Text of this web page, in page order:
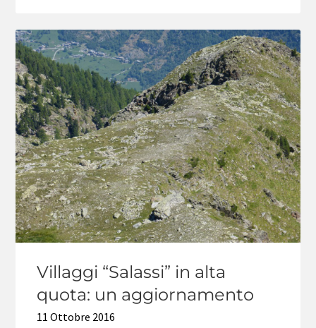
Villaggi “Salassi” in alta
quota: un aggiornamento
11 Ottobre 2016